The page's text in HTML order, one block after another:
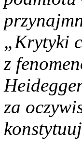
„Krytyki
z
za